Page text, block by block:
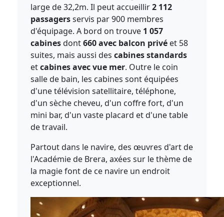
large de 32,2m. Il peut accueillir2 112
passagersservis par 900 membres
d'équipage. A bord on trouve 1 057
cabinesdont660 avec balcon privé et 58
suites, mais aussi descabines standards
etcabines avec vue mer. Outre le coin
salle de bain, les cabines sont équipées
d'une télévision satellitaire, téléphone,
d'un sèche cheveu, d'un coffre fort, d'un
mini bar, d'un vaste placard et d'une table
de travail.
Partout dans le navire, des œuvres d'art de
l'Académie de Brera, axées sur le thème de
la magie font de ce navire un endroit
exceptionnel.